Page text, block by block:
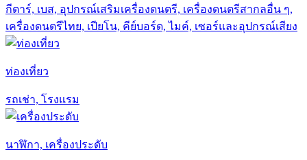
กีตาร์, เบส, อุปกรณ์เสริมเครื่องดนตรี, เครื่องดนตรีสากลอื่น ๆ,
เครื่องดนตรีไทย, เปียโน, คีย์บอร์ด, ไมค์, เซอร์และอุปกรณ์เสียง
ท่องเที่ยว
รถเช่า, โรงแรม
นาฬิกา, เครื่องประดับ